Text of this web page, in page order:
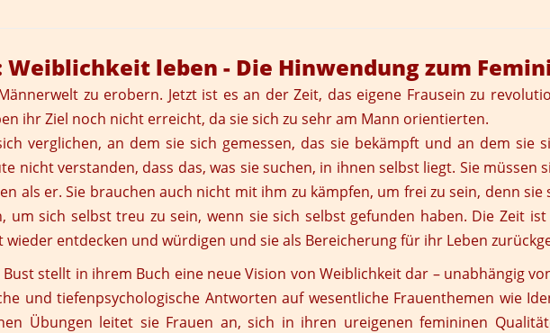
Weiblichkeit leben - Die Hinwendung zum
zu erobern. Jetzt ist es an der Zeit, das eigene Frausein zu
ihr Ziel noch nicht erreicht, da sie sich zu sehr am Mann orientierten.
verglichen, an dem sie sich gemessen, das sie bekämpft und an dem sie
nicht verstanden, dass das, was sie suchen, in ihnen selbst liegt. Sie müssen
als er. Sie brauchen auch nicht mit ihm zu kämpfen, um frei zu sein, denn sie
sich selbst treu zu sein, wenn sie sich selbst gefunden haben. Die Zeit
entdecken und würdigen und sie als Bereicherung für ihr Leben
stellt in ihrem Buch eine neue Vision von Weiblichkeit dar – unabhängig
und tiefenpsychologische Antworten auf wesentliche Frauenthemen wie
Übungen leitet sie Frauen an, sich in ihren ureigenen femininen